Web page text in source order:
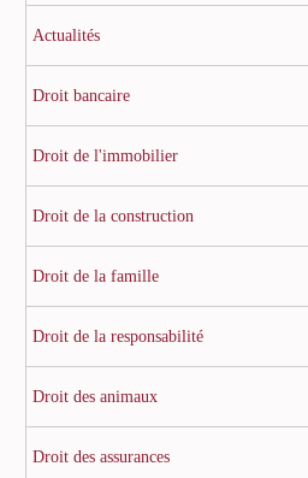
Actualités
Droit bancaire
Droit de l'immobilier
Droit de la construction
Droit de la famille
Droit de la responsabilité
Droit des animaux
Droit des assurances